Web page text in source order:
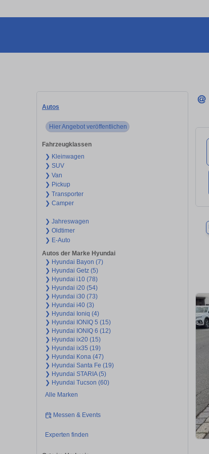
Autos
Hier Angebot veröffentlichen
Fahrzeugklassen
❯ Kleinwagen
❯ SUV
❯ Van
❯ Pickup
❯ Transporter
❯ Camper
❯ Jahreswagen
❯ Oldtimer
❯ E-Auto
Autos der Marke Hyundai
❯ Hyundai Bayon (7)
❯ Hyundai Getz (5)
❯ Hyundai i10 (78)
❯ Hyundai i20 (54)
❯ Hyundai i30 (73)
❯ Hyundai i40 (3)
❯ Hyundai Ioniq (4)
❯ Hyundai IONIQ 5 (15)
❯ Hyundai IONIQ 6 (12)
❯ Hyundai ix20 (15)
❯ Hyundai ix35 (19)
❯ Hyundai Kona (47)
❯ Hyundai Santa Fe (19)
❯ Hyundai STARIA (5)
❯ Hyundai Tucson (60)
Alle Marken
Messen & Events
Experten finden